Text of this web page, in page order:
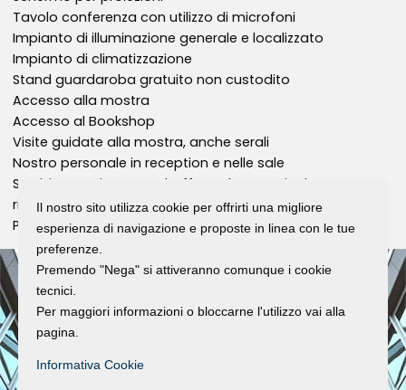
Tavolo conferenza con utilizzo di microfoni
Impianto di illuminazione generale e localizzato
Impianto di climatizzazione
Stand guardaroba gratuito non custodito
Accesso alla mostra
Accesso al Bookshop
Visite guidate alla mostra, anche serali
Nostro personale in reception e nelle sale
Servizio catering, cene, buffet e degustazioni – su
richiesta
Parcheggio gratuito
Il nostro sito utilizza cookie per offrirti una migliore
esperienza di navigazione e proposte in linea con le tue
preferenze.
Premendo "Nega" si attiveranno comunque i cookie
tecnici.
Per maggiori informazioni o bloccarne l'utilizzo vai alla
pagina.
Informativa Cookie